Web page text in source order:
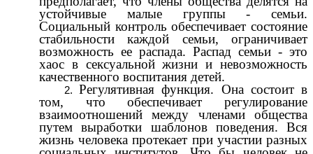
устойчивые малые группы - семьи.
Социальный контроль обеспечивает состояние
стабильности каждой семьи, ограничивает
возможность ее распада. Распад семьи - это
хаос в сексуальной жизни и невозможность
качественного воспитания детей.
Регулятивная функция. Она состоит в
том, что обеспечивает регулирование
взаимоотношений между членами общества
путем выработки шаблонов поведения. Вся
жизнь человека протекает при участии разных